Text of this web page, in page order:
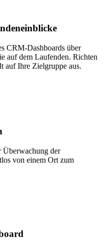
CRM-Dashboards über
auf dem Laufenden. Richten
auf Ihre Zielgruppe aus.
Überwachung der
von einem Ort zum